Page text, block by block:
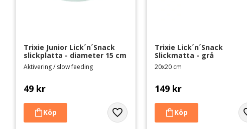
Trixie Junior Lick´n´Snack
slickplatta - diameter 15 cm
Aktivering / slow feeding
49 kr
Lägg till i favoriter
Trixie Lick´n´Snack
Slickmatta - grå
20x20 cm
149kr